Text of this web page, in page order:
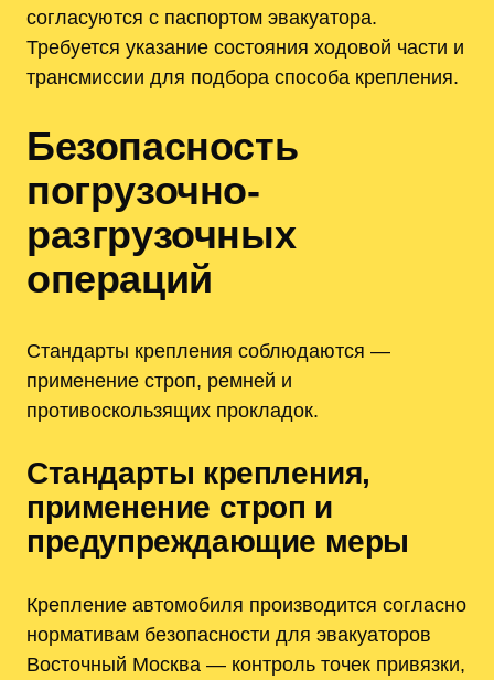
согласуются с паспортом эвакуатора.
Требуется указание состояния ходовой части и
трансмиссии для подбора способа крепления.
Безопасность
погрузочно-
разгрузочных
операций
Стандарты крепления соблюдаются —
применение строп, ремней и
противоскользящих прокладок.
Стандарты крепления,
применение строп и
предупреждающие меры
Крепление автомобиля производится согласно
нормативам безопасности для эвакуаторов
Восточный Москва — контроль точек привязки,